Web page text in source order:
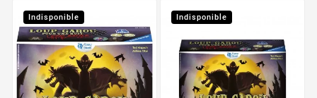
Indisponible Indisponible